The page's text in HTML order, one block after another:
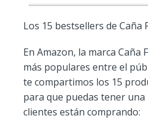
Los 15 bestsellers de Caña
En Amazon, la marca Caña
más populares entre el
te compartimos los 15
para que puedas tener
clientes están comprando: